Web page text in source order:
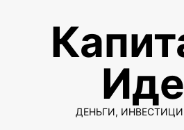
содержимому
ДЕНЬГИ,